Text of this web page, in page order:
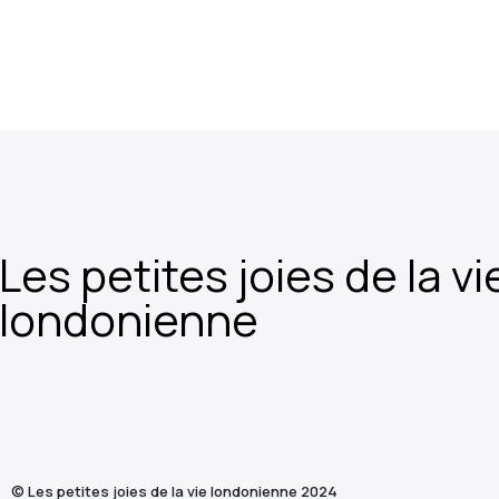
Les petites joies de la
londonienne
© Les petites joies de la vie londonienne 2024